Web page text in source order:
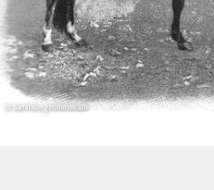
© Sammlung Himmelrath